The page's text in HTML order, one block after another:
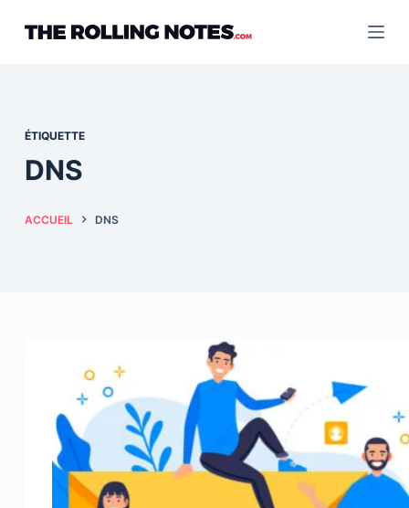
ÉTIQUETTE
DNS
ACCUEIL DNS